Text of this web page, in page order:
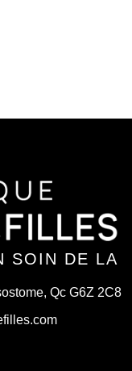
SOIN DE LA
Qc G6Z 2C8